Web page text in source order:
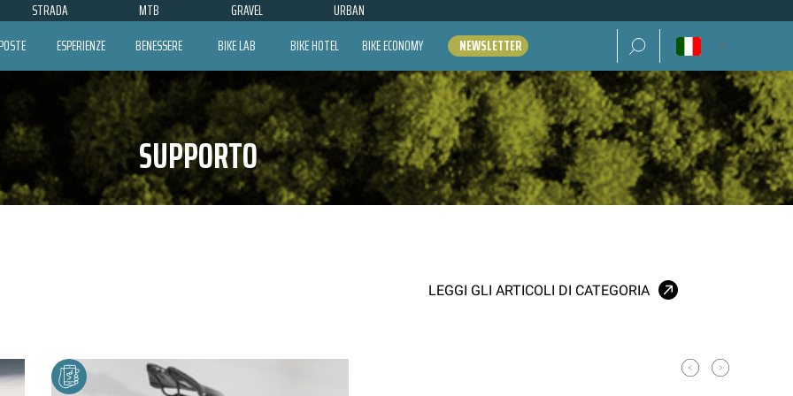
STRADA MTB GRAVEL URBAN
ESPERIENZE BENESSERE BIKE LAB BIKE HOTEL BIKE ECONOMY NEWSLETTER Ricerca per:
SUPPORTO
LEGGI GLI ARTICOLI DI CATEGORIA